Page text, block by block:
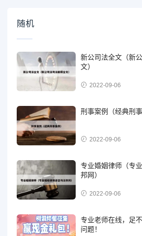
随机
新公司法全文（新
文）
2022-09-06
刑事案例（经典刑事
2022-09-06
专业婚姻律师（专
邦网）
2022-09-06
专业老师在线，足
问题！